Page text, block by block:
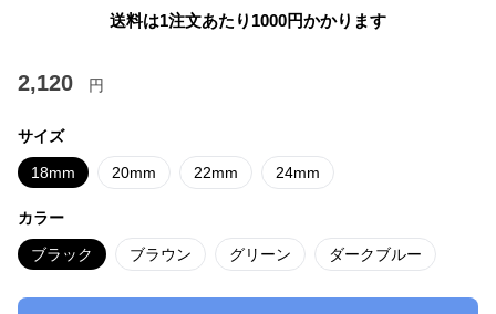
送料は1注文あたり 1000円かかります
2,120 円
サイズ
18mm 20mm 22mm 24mm
カラー
ブラック ブラウン グリーン ダークブルー